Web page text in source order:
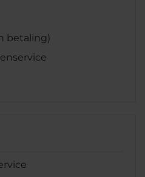
betaling)